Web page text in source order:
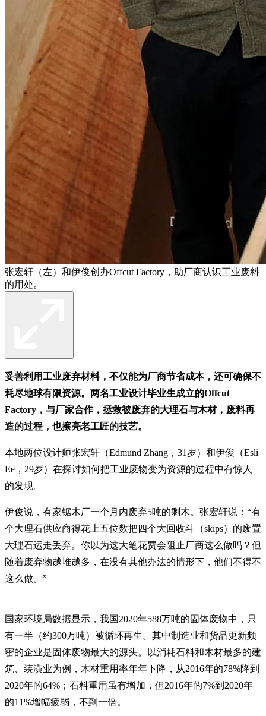
张宏轩（左）和伊俊创办Offcut Factory，助厂商认识工业废料
的用处。
妥善利用工业废弃材料，不仅能为厂商节省成本， 还可确保不
耗尽地球有限资源。两名工业设计毕业生成立的Offcut
Factory，与厂家合作， 拯救被废弃的大理石与木材，废料再
造的过程，也擦亮老工匠的技艺。
本地两位设计师张宏轩（Edmund Zhang，31岁）和伊俊（Esli
Ee，29岁）在探讨如何把工业废物变为资源的过程中有惊人
的发现。
伊俊说，有家锯木厂一个月内废弃5吨的剩木。张宏轩说：“有
个大理石供应商得花上五位数把四个大回收斗（skips）的废置
大理石运走丢弃。你以为这大笔花费会阻止厂商这么做吗？但
随着废弃物越堆越多，在没有其他办法的情形下，他们不得不
这么做。”
国家环境局数据显示，我国2020年588万吨的固体废物中，只
有一半（约300万吨）被循环再生。其中制造业和货品更新频
密的企业是固体废物最大的源头。以消耗石料和木材最多的建
筑、装潢业为例，木材重用率年年下降，从2016年的78%降到
2020年的64%；石料重用虽有增加，但2016年的7%到2020年
的11%增幅疲弱，不到一倍。